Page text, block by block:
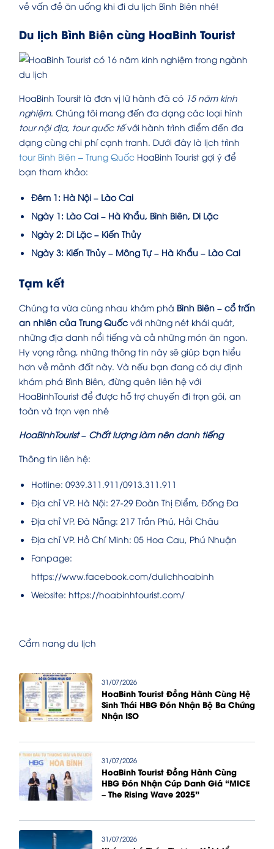
về vấn đề ăn uống khi đi du lịch Bình Biên nhé!
Du lịch Bình Biên cùng HoaBinh Tourist
HoaBinh Toursit là đơn vị lữ hành đã có 15 năm kinh
nghiệm. Chúng tôi mang đến đa dạng các loại hình
tour nội địa, tour quốc tếvới hành trình điểm đến đa
dạng cùng chi phí cạnh tranh. Dưới đây là lịch trình
tour Bình Biên – Trung Quốc HoaBinh Tourist gợi ý để
bạn tham khảo:
Đêm 1: Hà Nội – Lào Cai
Ngày 1: Lào Cai – Hà Khẩu, Bình Biên, Di Lặc
Ngày 2: Di Lặc – Kiến Thủy
Ngày 3: Kiến Thủy – Mông Tự – Hà Khẩu – Lào Cai
Tạm kết
Chúng ta vừa cùng nhau khám phá Bình Biên – cổ trấn
an nhiên của Trung Quốc với những nét khái quát,
những địa danh nổi tiếng và cả những món ăn ngon.
Hy vọng rằng, những thông tin này sẽ giúp bạn hiểu
hơn về mảnh đất này. Và nếu bạn đang có dự định
khám phá Bình Biên, đừng quên liên hệ với
HoaBinhTourist để được hỗ trợ chuyến đi trọn gói, an
toàn và trọn vẹn nhé
HoaBinhTourist – Chất lượng làm nên danh tiếng
Thông tin liên hệ:
Hotline: 0939.311.911/0913.311.911
Địa chỉ VP. Hà Nội: 27-29 Đoàn Thị Điểm, Đống Đa
Địa chỉ VP. Đà Nẵng: 217 Trần Phú, Hải Châu
Địa chỉ VP. Hồ Chí Minh: 05 Hoa Cau, Phú Nhuận
Fanpage:
https://www.facebook.com/dulichhoabinh
Website: https://hoabinhtourist.com/
Cẩm nang du lịch
31/07/2026
HoaBinh Tourist Đồng Hành Cùng Hệ
Sinh Thái HBG Đón Nhận Bộ Ba Chứng
Nhận ISO
31/07/2026
HoaBinh Tourist Đồng Hành Cùng
HBG Đón Nhận Cúp Danh Giá “MICE
– The Rising Wave 2025”
31/07/2026